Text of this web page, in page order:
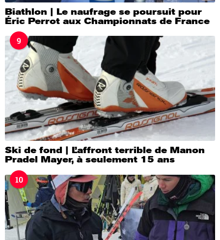
Biathlon | Le naufrage se poursuit pour
Éric Perrot aux Championnats de France
9
Ski de fond | L’affront terrible de Manon
Pradel Mayer, à seulement 15 ans
10